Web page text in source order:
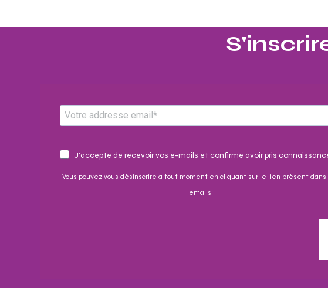
J'accepte de recevoir vos e-mails et confirme avoir pris
Vous pouvez vous désinscrire à tout moment en cliquant sur le lien présent dans
emails.